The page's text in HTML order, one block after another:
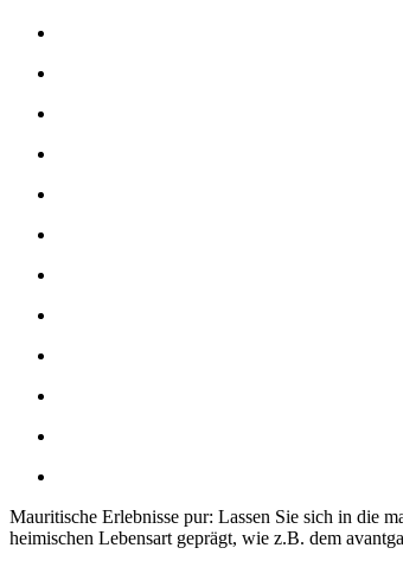
Mauritische Erlebnisse pur: Lassen Sie sich in die
heimischen Lebensart geprägt, wie z.B. dem